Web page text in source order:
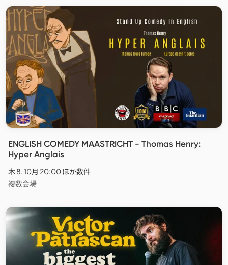
ENGLISH COMEDY MAASTRICHT - Thomas Henry:
Hyper Anglais
木 8. 10月 20:00 ほか数件
複数会場